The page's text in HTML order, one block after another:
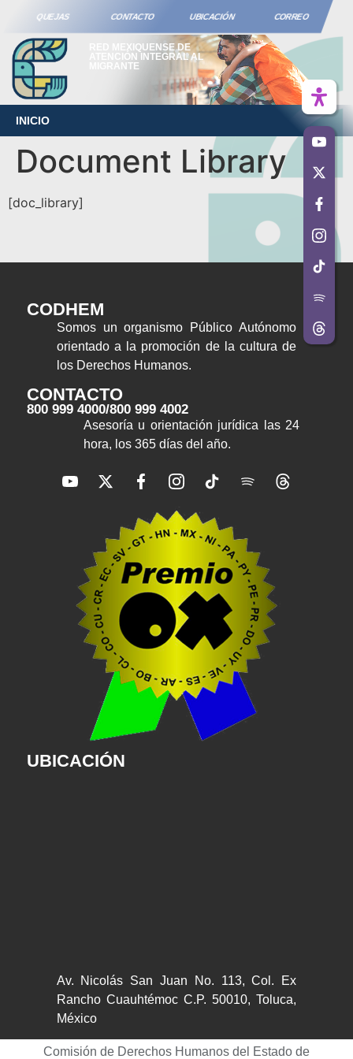
QUEJAS CONTACTO UBICACIÓN CORREO
RED MEXIQUENSE DE
ATENCIÓN INTEGRAL AL
MIGRANTE
INICIO
Document Library
[doc_library]
CODHEM
Somos un organismo Público Autónomo
orientado a la promoción de la cultura de
los Derechos Humanos.
CONTACTO
800 999 4000/800 999 4002
Asesoría u orientación jurídica las 24
hora, los 365 días del año.
UBICACIÓN
Av. Nicolás San Juan No. 113, Col. Ex
Rancho Cuauhtémoc C.P. 50010, Toluca,
México
Comisión de Derechos Humanos del Estado de